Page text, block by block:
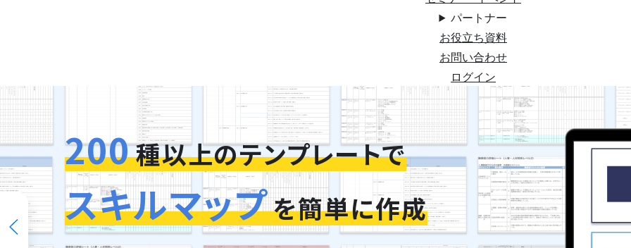
パートナー
お役立ち資料
お問い合わせ
ログイン
200種以上のテンプレートで
スキルマップを簡単に作成
今お使いの評価シートを
そのまま再現